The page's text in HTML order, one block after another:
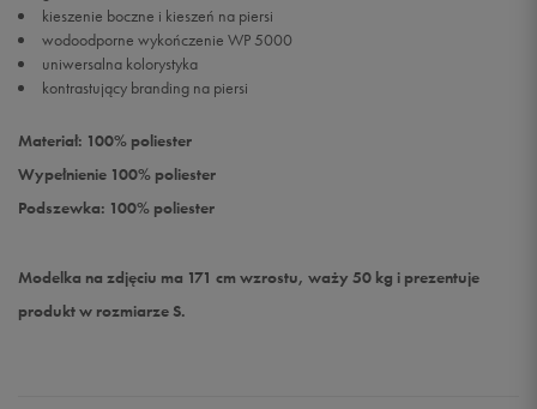
kieszenie boczne i kieszeń na piersi
wodoodporne wykończenie WP 5000
uniwersalna kolorystyka
kontrastujący branding na piersi
Materiał: 100% poliester
Wypełnienie 100% poliester
Podszewka: 100% poliester
Modelka na zdjęciu ma 171 cm wzrostu, waży 50 kg i prezentuje
produkt w rozmiarze S.